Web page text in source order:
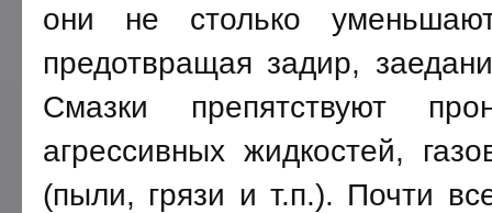
они не столько
предотвращая задир,
Смазки препятствуют
агрессивных жидкостей,
(пыли, грязи и т.п.). Почти